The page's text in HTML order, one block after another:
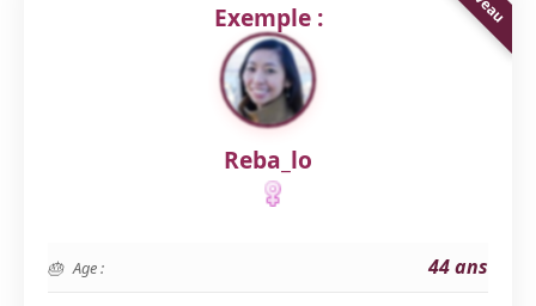
Exemple :
Reba_lo
Age : 44 ans